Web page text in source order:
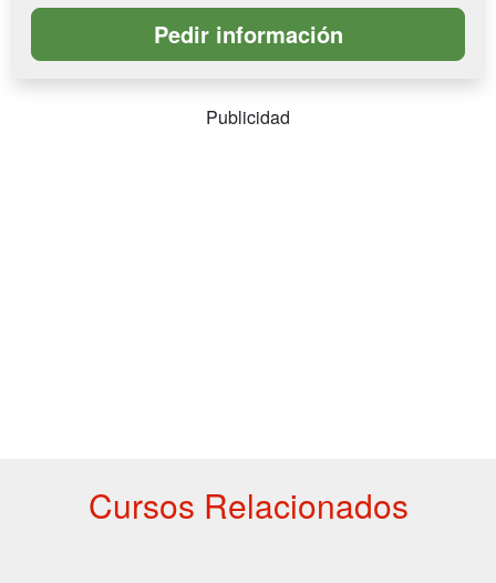
Publicidad
Cursos Relacionados